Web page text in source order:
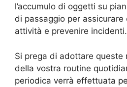
l’accumulo di oggetti su
di passaggio per assicurare
attività e prevenire incidenti.
Si prega di adottare queste
della vostra routine
periodica verrà effettuata